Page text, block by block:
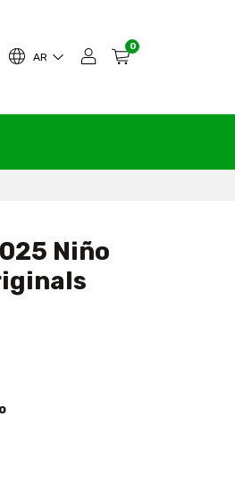
AR
0
Niño